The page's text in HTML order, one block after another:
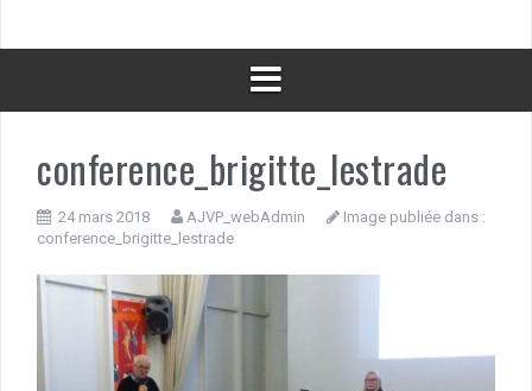
conference_brigitte_lestrade
24 mars 2018 AJVP_webAdmin
Image publiée dans :
conference_brigitte_lestrade